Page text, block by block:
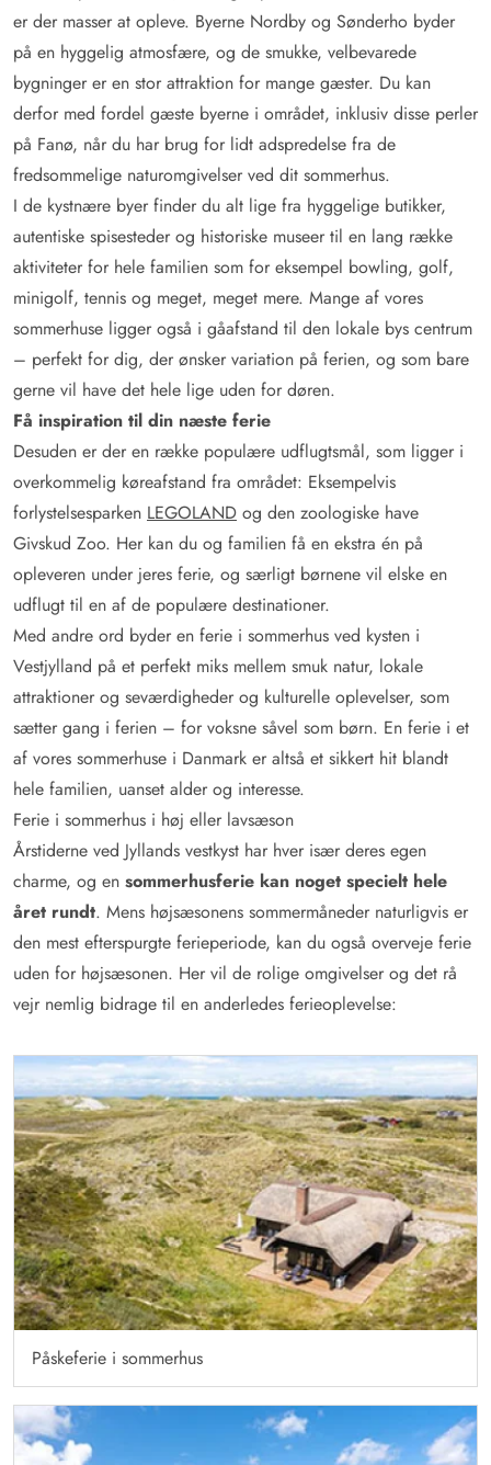
er der masser at opleve. Byerne Nordby og Sønderho byder
på en hyggelig atmosfære, og de smukke, velbevarede
bygninger er en stor attraktion for mange gæster. Du kan
derfor med fordel gæste byerne i området, inklusiv disse perler
på Fanø, når du har brug for lidt adspredelse fra de
fredsommelige naturomgivelser ved dit sommerhus.
I de kystnære byer finder du alt lige fra hyggelige butikker,
autentiske spisesteder og historiske museer til en lang række
aktiviteter for hele familien som for eksempel bowling, golf,
minigolf, tennis og meget, meget mere. Mange af vores
sommerhuse ligger også i gåafstand til den lokale bys centrum
– perfekt for dig, der ønsker variation på ferien, og som bare
gerne vil have det hele lige uden for døren.
Få inspiration til din næste ferie
Desuden er der en række populære udflugtsmål, som ligger i
overkommelig køreafstand fra området: Eksempelvis
forlystelsesparken LEGOLAND og den zoologiske have
Givskud Zoo. Her kan du og familien få en ekstra én på
opleveren under jeres ferie, og særligt børnene vil elske en
udflugt til en af de populære destinationer.
Med andre ord byder en ferie i sommerhus ved kysten i
Vestjylland på et perfekt miks mellem smuk natur, lokale
attraktioner og seværdigheder og kulturelle oplevelser, som
sætter gang i ferien – for voksne såvel som børn. En ferie i et
af vores sommerhuse i Danmark er altså et sikkert hit blandt
hele familien, uanset alder og interesse.
Ferie i sommerhus i høj eller lavsæson
Årstiderne ved Jyllands vestkyst har hver især deres egen
charme, og en sommerhusferie kan noget specielt hele
året rundt. Mens højsæsonens sommermåneder naturligvis er
den mest efterspurgte ferieperiode, kan du også overveje ferie
uden for højsæsonen. Her vil de rolige omgivelser og det rå
vejr nemlig bidrage til en anderledes ferieoplevelse:
Påskeferie i sommerhus